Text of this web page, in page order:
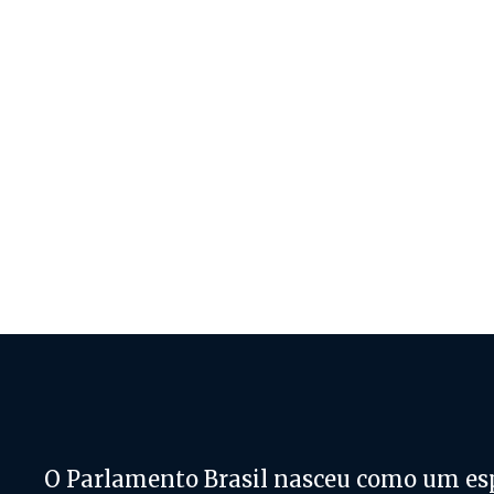
O Parlamento Brasil nasceu como um